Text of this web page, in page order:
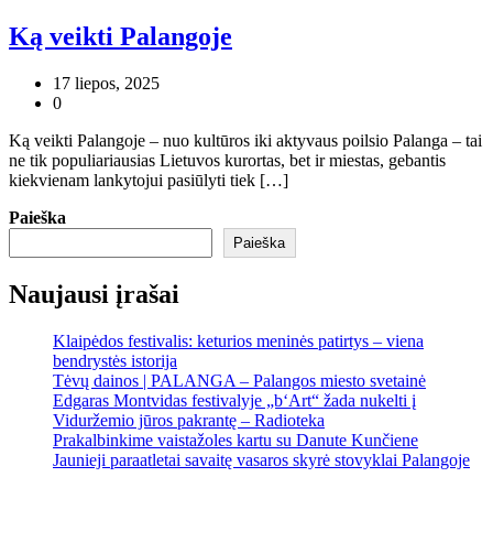
Ką veikti Palangoje
17 liepos, 2025
0
Ką veikti Palangoje – nuo kultūros iki aktyvaus poilsio Palanga – tai
ne tik populiariausias Lietuvos kurortas, bet ir miestas, gebantis
kiekvienam lankytojui pasiūlyti tiek […]
Paieška
Paieška
Naujausi įrašai
Klaipėdos festivalis: keturios meninės patirtys – viena
bendrystės istorija
Tėvų dainos | PALANGA – Palangos miesto svetainė
Edgaras Montvidas festivalyje „b‘Art“ žada nukelti į
Viduržemio jūros pakrantę – Radioteka
Prakalbinkime vaistažoles kartu su Danute Kunčiene
Jaunieji paraatletai savaitę vasaros skyrė stovyklai Palangoje